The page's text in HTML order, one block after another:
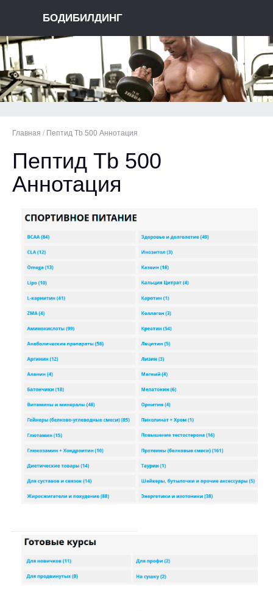
БОДИБИЛДИНГ
Главная / Пептид Tb 500 Аннотация
Пептид Tb 500
Аннотация